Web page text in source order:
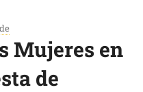
Mujeres en
de